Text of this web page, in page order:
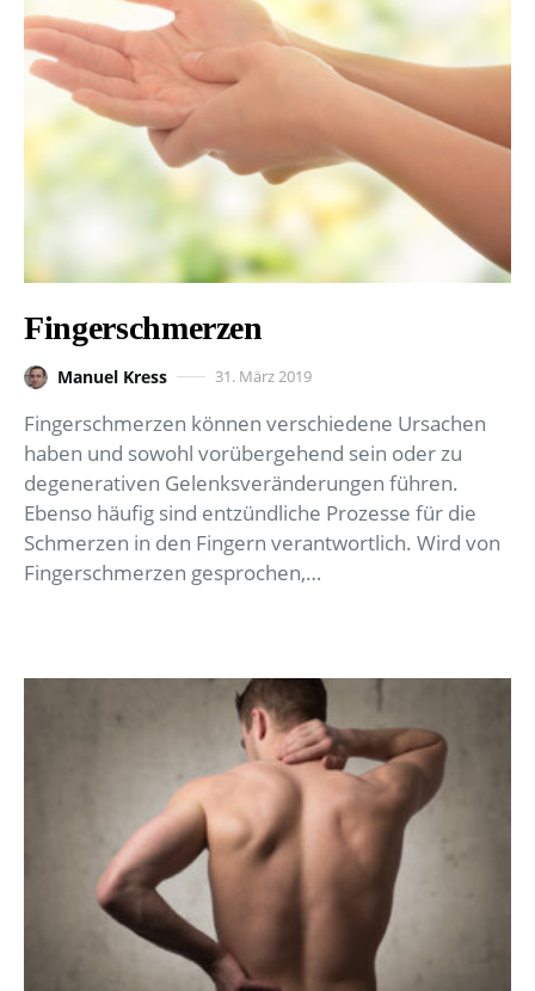
Fingerschmerzen
Manuel Kress 31. März 2019
Fingerschmerzen können verschiedene Ursachen
haben und sowohl vorübergehend sein oder zu
degenerativen Gelenksveränderungen führen.
Ebenso häufig sind entzündliche Prozesse für die
Schmerzen in den Fingern verantwortlich. Wird von
Fingerschmerzen gesprochen,…